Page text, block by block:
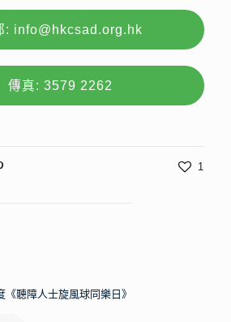
: info@hkcsad.org.hk
傳真: 3579 2262
1
《聽障人士旋風球同樂日》